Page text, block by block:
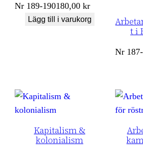
Nr 189-190180,00kr
Lägg till i varukorg
t i
Nr
Kapitalism &
kolonialism